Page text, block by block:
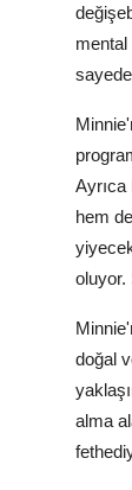
mental
hem
oluyor.
doğal
alma